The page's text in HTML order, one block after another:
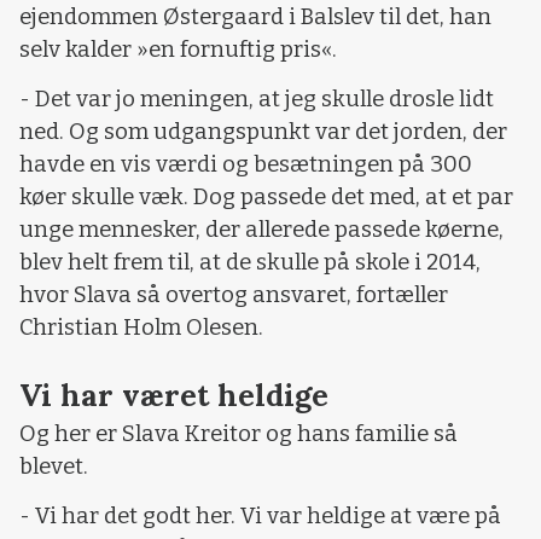
ejendommen Østergaard i Balslev til det, han
selv kalder »en fornuftig pris«.
- Det var jo meningen, at jeg skulle drosle lidt
ned. Og som udgangspunkt var det jorden, der
havde en vis værdi og besætningen på 300
køer skulle væk. Dog passede det med, at et par
unge mennesker, der allerede passede køerne,
blev helt frem til, at de skulle på skole i 2014,
hvor Slava så overtog ansvaret, fortæller
Christian Holm Olesen.
Vi har været heldige
Og her er Slava Kreitor og hans familie så
blevet.
- Vi har det godt her. Vi var heldige at være på